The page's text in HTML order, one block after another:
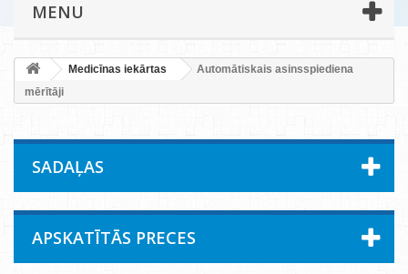
MENU
Medicīnas iekārtas
Automātiskais asinsspiediena
mērītāji
SADAĻAS
APSKATĪTĀS PRECES